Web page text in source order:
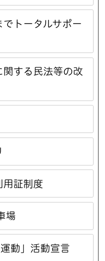
トータルサポー
関する民法等の改
用証制度
場
運動」活動宣言